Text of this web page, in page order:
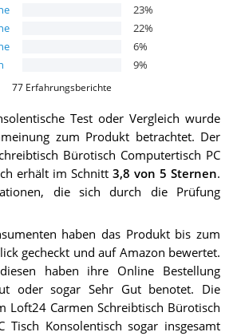
23%
22%
6%
9%
77 Erfahrungsberichte
Test oder Vergleich wurde
zum Produkt betrachtet. Der
Bürotisch Computertisch PC
erhält im Schnitt 3,8 von 5 Sternen.
die sich durch die Prüfung
haben das Produkt bis zum
gecheckt und auf Amazon bewertet.
haben ihre Online Bestellung
oder sogar Sehr Gut benotet. Die
Loft24 Carmen Schreibtisch Bürotisch
Tisch Konsolentisch sogar insgesamt